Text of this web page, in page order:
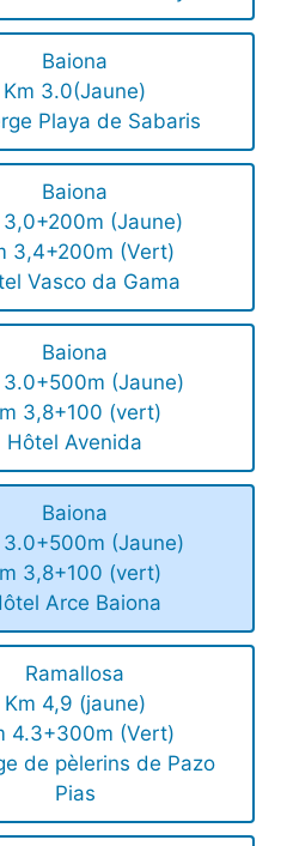
Baiona
Km 3.0(Jaune)
Playa de Sabaris
Baiona
3,0+200m (Jaune)
3,4+200m (Vert)
Vasco da Gama
Baiona
3.0+500m (Jaune)
3,8+100 (vert)
Hôtel Avenida
Baiona
3.0+500m (Jaune)
3,8+100 (vert)
Arce Baiona
Ramallosa
Km 4,9 (jaune)
4.3+300m (Vert)
de pèlerins de Pazo
Pias